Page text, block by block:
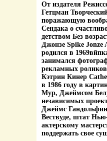
От издателя
Гетцман
поражающую
Сендака о
детством Без
Джонзе Spike Jonze
родился в
занимался
рекламных
Кэтрин Кинер
в 1986 году в
Мур, Джеймсом
независимых
Джеймс
Вествуде, штат
актерскому
поддержать свое